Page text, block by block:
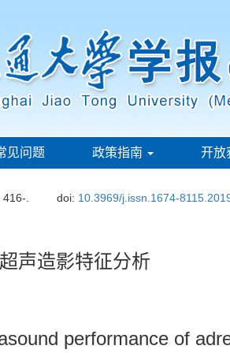
见问题 政策指南 开放
416-. doi: 10.3969/j.issn.1674-
声造影特征分析
performance of